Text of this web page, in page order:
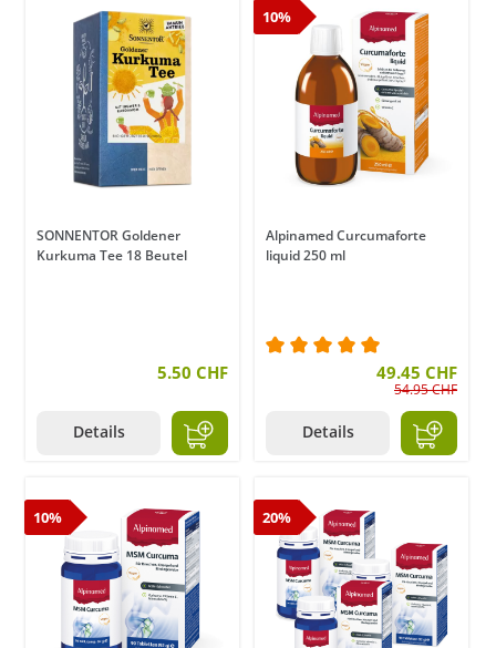
SONNENTOR Goldener
Kurkuma Tee 18 Beutel
5.50 CHF
Details
10%
Alpinamed Curcumaforte
liquid 250 ml
Durchschnittliche
49.45 CHF
54.95 CHF
Details
10% 20%